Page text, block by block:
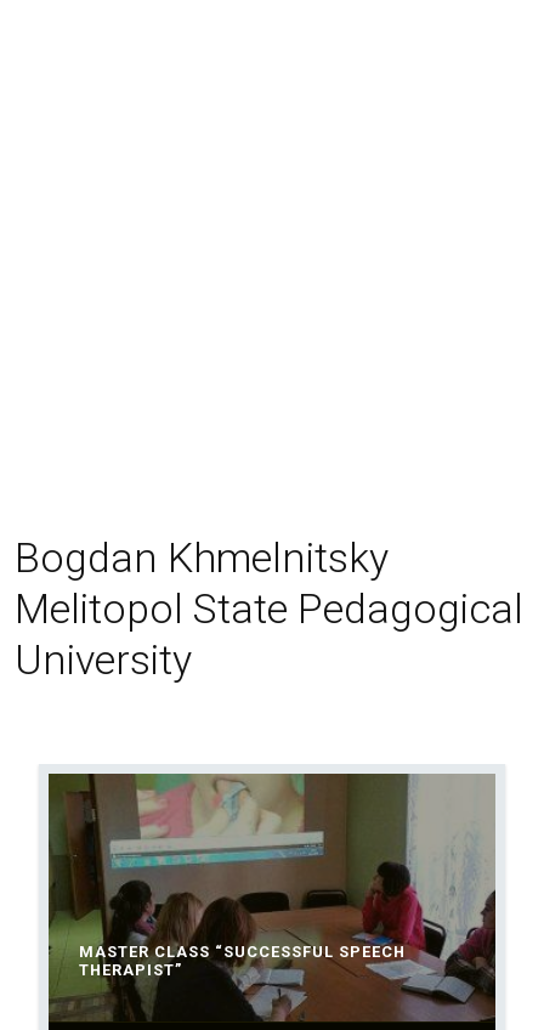
Bogdan Khmelnitsky
Melitopol State Pedagogical
University
MASTER CLASS “SUCCESSFUL SPEECH
THERAPIST”